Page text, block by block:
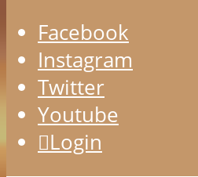
Facebook
Instagram
Twitter
Youtube
Login